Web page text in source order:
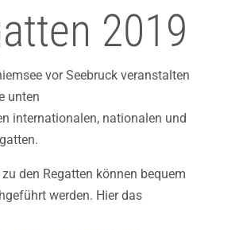
2019
vor Seebruck veranstalten
unten
internationalen, nationalen und
den Regatten können bequem
werden. Hier das